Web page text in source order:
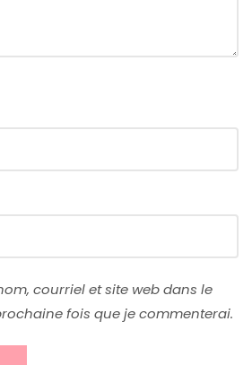
courriel et site web dans le
fois que je commenterai.